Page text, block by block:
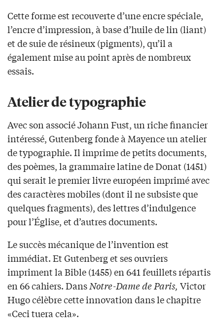
Cette forme est recouverte d’une encre spéciale,
l’encre d’impression, à base d’huile de lin (liant)
et de suie de résineux (pigments), qu’il a
également mise au point après de nombreux
essais.
Atelier de typographie
Avec son associé Johann Fust, un riche financier
intéressé, Gutenberg fonde à Mayence un atelier
de typographie. Il imprime de petits documents,
des poèmes, la grammaire latine de Donat (1451)
qui serait le premier livre européen imprimé avec
des caractères mobiles (dont il ne subsiste que
quelques fragments), des lettres d’indulgence
pour l’Église, et d’autres documents.
Le succès mécanique de l’invention est
immédiat. Et Gutenberg et ses ouvriers
impriment la Bible (1455) en 641 feuillets répartis
en 66 cahiers. DansNotre-Dame de Paris, Victor
Hugo célèbre cette innovation dans le chapitre
«Ceci tuera cela».